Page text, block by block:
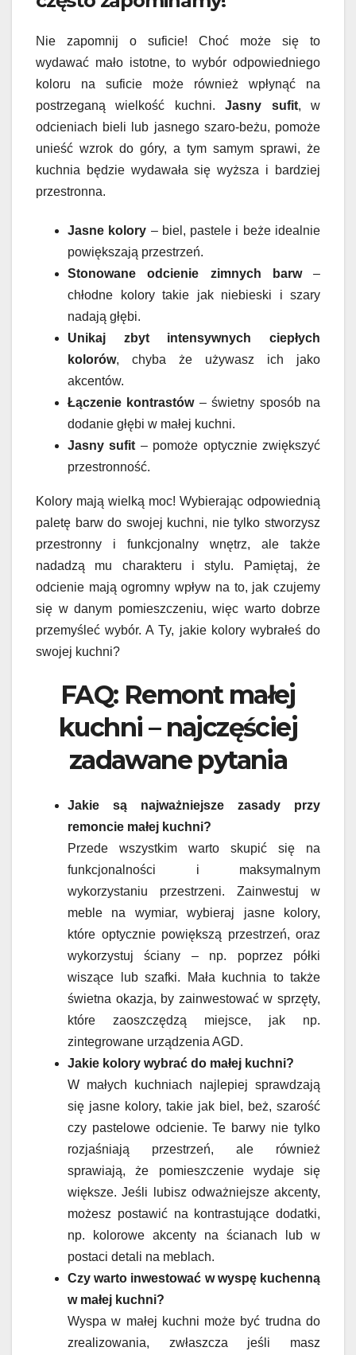
Nie zapomnij o suficie! Choć może się to
wydawać mało istotne, to wybór odpowiedniego
koloru na suficie może również wpłynąć na
postrzeganą wielkość kuchni.Jasny sufit, w
odcieniach bieli lub jasnego szaro-beżu, pomoże
unieść wzrok do góry, a tym samym sprawi, że
kuchnia będzie wydawała się wyższa i bardziej
przestronna.
Jasne kolory – biel, pastele i beże idealnie
powiększają przestrzeń.
Stonowane odcienie zimnych barw–
chłodne kolory takie jak niebieski i szary
nadają głębi.
Unikaj zbyt intensywnych ciepłych
kolorów, chyba że używasz ich jako
akcentów.
Łączenie kontrastów– świetny sposób na
dodanie głębi w małej kuchni.
Jasny sufit– pomoże optycznie zwiększyć
przestronność.
Kolory mają wielką moc! Wybierając odpowiednią
paletę barw do swojej kuchni, nie tylko stworzysz
przestronny i funkcjonalny wnętrz, ale także
nadadzą mu charakteru i stylu. Pamiętaj, że
odcienie mają ogromny wpływ na to, jak czujemy
się w danym pomieszczeniu, więc warto dobrze
przemyśleć wybór. A Ty, jakie kolory wybrałeś do
swojej kuchni?
FAQ: Remont małej
kuchni – najczęściej
zadawane pytania
Jakie są najważniejsze zasady przy
remoncie małej kuchni?
Przede wszystkim warto skupić się na
funkcjonalności i maksymalnym
wykorzystaniu przestrzeni. Zainwestuj w
meble na wymiar, wybieraj jasne kolory,
które optycznie powiększą przestrzeń, oraz
wykorzystuj ściany – np. poprzez półki
wiszące lub szafki. Mała kuchnia to także
świetna okazja, by zainwestować w sprzęty,
które zaoszczędzą miejsce, jak np.
zintegrowane urządzenia AGD.
Jakie kolory wybrać do małej kuchni?
W małych kuchniach najlepiej sprawdzają
się jasne kolory, takie jak biel, beż, szarość
czy pastelowe odcienie. Te barwy nie tylko
rozjaśniają przestrzeń, ale również
sprawiają, że pomieszczenie wydaje się
większe. Jeśli lubisz odważniejsze akcenty,
możesz postawić na kontrastujące dodatki,
np. kolorowe akcenty na ścianach lub w
postaci detali na meblach.
Czy warto inwestować w wyspę kuchenną
w małej kuchni?
Wyspa w małej kuchni może być trudna do
zrealizowania, zwłaszcza jeśli masz